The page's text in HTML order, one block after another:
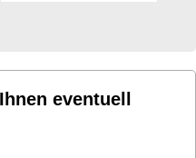
eventuell